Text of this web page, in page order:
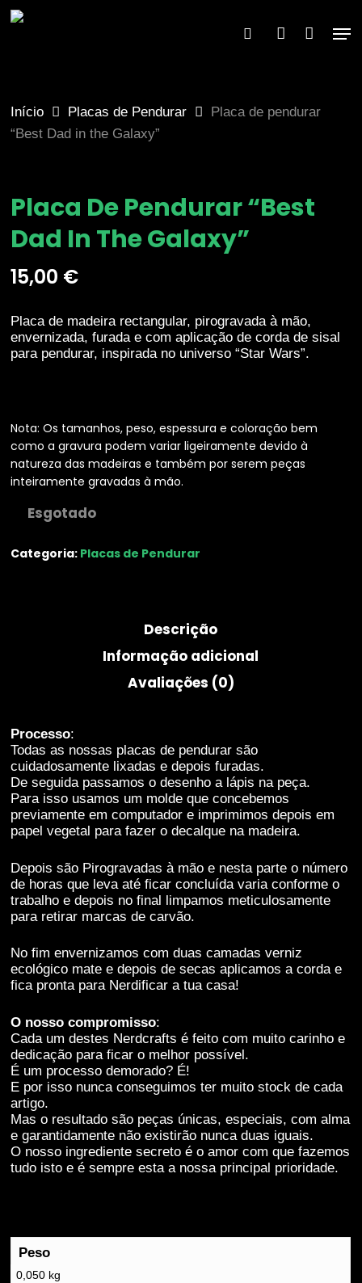
Skip
search account
Início Placas de Pendurar
Placa de pendurar
“Best Dad in the Galaxy”
Placa De Pendurar “Best
Dad In The Galaxy”
15,00 €
Placa de madeira rectangular, pirogravada à mão,
envernizada, furada e com aplicação de corda de sisal
para pendurar, inspirada no universo “Star Wars”.
Nota: Os tamanhos, peso, espessura e coloração bem
como a gravura podem variar ligeiramente devido à
natureza das madeiras e também por serem peças
inteiramente gravadas à mão.
Esgotado
Categoria: Placas de Pendurar
Descrição
Informação adicional
Avaliações (0)
Processo:
Todas as nossas placas de pendurar são
cuidadosamente lixadas e depois furadas.
De seguida passamos o desenho a lápis na peça.
Para isso usamos um molde que concebemos
previamente em computador e imprimimos depois em
papel vegetal para fazer o decalque na madeira.
Depois são Pirogravadas à mão e nesta parte o número
de horas que leva até ficar concluída varia conforme o
trabalho e depois no final limpamos meticulosamente
para retirar marcas de carvão.
No fim envernizamos com duas camadas verniz
ecológico mate e depois de secas aplicamos a corda e
fica pronta para Nerdificar a tua casa!
O nosso compromisso:
Cada um destes Nerdcrafts é feito com muito carinho e
dedicação para ficar o melhor possível.
É um processo demorado? É!
E por isso nunca conseguimos ter muito stock de cada
artigo.
Mas o resultado são peças únicas, especiais, com alma
e garantidamente não existirão nunca duas iguais.
O nosso ingrediente secreto é o amor com que fazemos
tudo isto e é sempre esta a nossa principal prioridade.
Peso
0,050 kg
Necessárias
Estas cookies
não são
Elas são
melhorar a
funcionalidade
e estrutura do
website,
baseado na
forma como o
mesmo é
Experiência
De forma a que
website possa
funcionar da
melhor
possível
durante a tua
visita. Se
recusares
estas cookies,
algumas
funcionalidades
desaparecerão
do website.
interesses e
comportamentos
enquanto visitas